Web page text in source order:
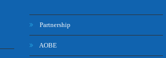
Partnership
AOBE